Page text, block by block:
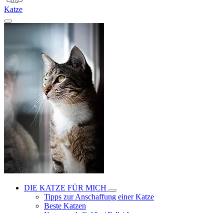
Katze
DIE KATZE FÜR MICH
Tipps zur Anschaffung einer Katze
Beste Katzen